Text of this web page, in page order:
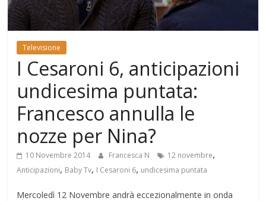
Mondo
Televisione
I Cesaroni 6, anticipazioni
undicesima puntata:
Francesco annulla le
nozze per Nina?
10 Novembre 2014 Francesca N 12 novembre,
Anticipazioni, Baby Tv, I Cesaroni 6, undicesima puntata
Mercoledì 12 Novembre andrà eccezionalmente in onda